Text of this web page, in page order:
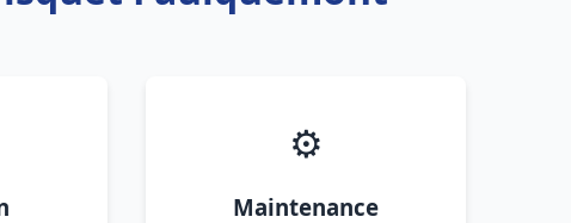
⚙️
Maintenance